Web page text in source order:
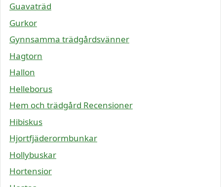
Guavaträd
Gurkor
Gynnsamma trädgårdsvänner
Hagtorn
Hallon
Helleborus
Hem och trädgård Recensioner
Hibiskus
Hjortfjäderormbunkar
Hollybuskar
Hortensior